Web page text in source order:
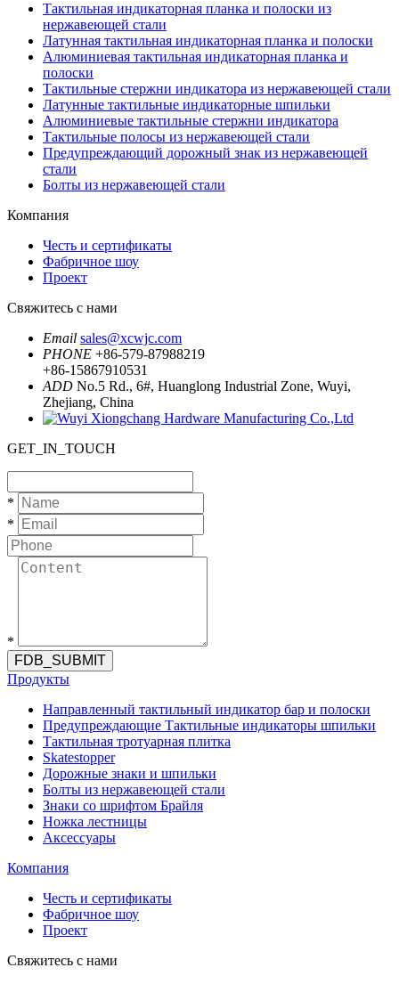
Тактильная индикаторная планка и полоски из
нержавеющей стали
Латунная тактильная индикаторная планка и полоски
Алюминиевая тактильная индикаторная планка и
полоски
Тактильные стержни индикатора из нержавеющей стали
Латунные тактильные индикаторные шпильки
Алюминиевые тактильные стержни индикатора
Тактильные полосы из нержавеющей стали
Предупреждающий дорожный знак из нержавеющей
стали
Болты из нержавеющей стали
Компания
Честь и сертификаты
Фабричное шоу
Проект
Свяжитесь с нами
Email sales@xcwjc.com
PHONE +86-579-87988219
+86-15867910531
ADD No.5 Rd., 6#, Huanglong Industrial Zone, Wuyi,
Zhejiang, China
GET_IN_TOUCH
*
*
*
FDB_SUBMIT
Продукты
Направленный тактильный индикатор бар и полоски
Предупреждающие Тактильные индикаторы шпильки
Тактильная тротуарная плитка
Skatestopper
Дорожные знаки и шпильки
Болты из нержавеющей стали
Знаки со шрифтом Брайля
Ножка лестницы
Аксессуары
Компания
Честь и сертификаты
Фабричное шоу
Проект
Свяжитесь с нами